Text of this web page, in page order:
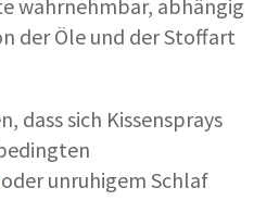
wahrnehmbar, abhängig
der Öle und der Stoffart
dass sich Kissensprays
oder unruhigem Schlaf